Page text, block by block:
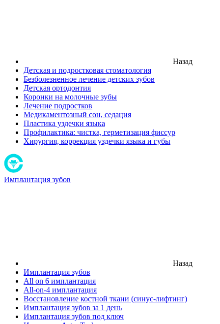
Назад
Детская и подростковая стоматология
Безболезненное лечение детских зубов
Детская ортодонтия
Коронки на молочные зубы
Лечение подростков
Медикаментозный сон, седация
Пластика уздечки языка
Профилактика: чистка, герметизация фиссур
Хирургия, коррекция уздечки языка и губы
Имплантация зубов
Назад
Имплантация зубов
All on 6 имплантация
All-on-4 имплантация
Восстановление костной ткани (синус-лифтинг)
Имплантация зубов за 1 день
Имплантация зубов под ключ